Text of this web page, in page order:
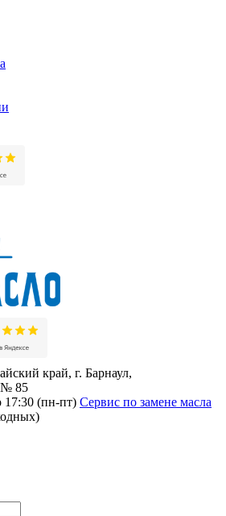
край, г. Барнаул,
№ 85
17:30 (пн-пт) Сервис по замене масла